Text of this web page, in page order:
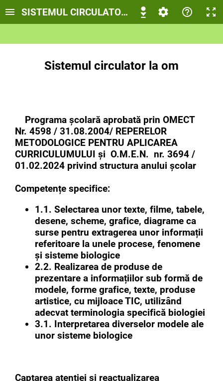
SISTEMUL CIRCULATOR LA OM
Sistemul circulator la om
Programa școlară aprobată prin OMECT
Nr. 4598 / 31.08.2004/ REPERELOR
METODOLOGICE PENTRU APLICAREA
CURRICULUMULUI și O.M.E.N. nr. 3694 /
01.02.2024 privind structura anului școlar
Competențe specifice:
1.1. Selectarea unor texte, filme, tabele,
desene, scheme, grafice, diagrame ca
surse pentru extragerea unor informații
referitoare la unele procese, fenomene
și sisteme biologice
2.2. Realizarea de produse de
prezentare a informațiilor sub formă de
modele, forme grafice, texte, produse
artistice, cu mijloace TIC, utilizând
adecvat terminologia specifică biologiei
3.1. Interpretarea diverselor modele ale
unor sisteme biologice
Captarea atenției și reactualizarea